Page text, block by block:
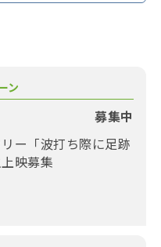
ン
募集中
ー「波打ち際に足跡
映募集